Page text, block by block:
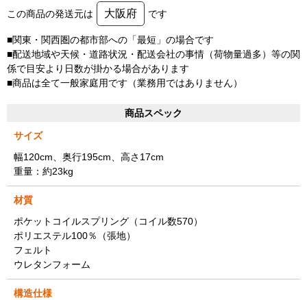
この商品の発送元は 大阪府 です
■関東・関西圏の都市部への「最短」の場合です
■配送地域や天候・道路状況・配送会社の事情（荷物量過多）等の関
係で目安より日数が掛かる場合があります
■商品は全て一般家庭用です（業務用ではありません）
商品スペック
サイズ
幅120cm、奥行195cm、高さ17cm
重量：約23kg
材質
ポケットコイルスプリング（コイル数570）
ポリエステル100％（張地）
フェルト
ウレタンフォーム
構造仕様